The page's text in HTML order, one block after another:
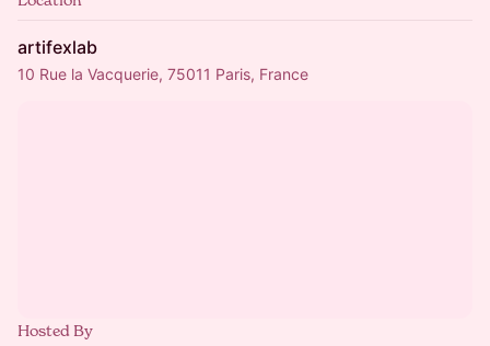
artifexlab
10 Rue la Vacquerie, 75011 Paris, France
Hosted By